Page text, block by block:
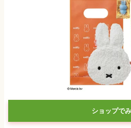
ショップで